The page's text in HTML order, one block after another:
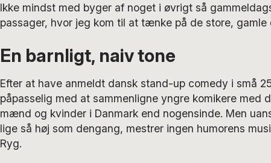
Ikke mindst med byger af noget i øvrigt så
passager, hvor jeg kom til at tænke på de store, gamle
En barnligt, naiv tone
Efter at have anmeldt dansk stand-up comedy i små
påpasselig med at sammenligne yngre komikere med
mænd og kvinder i Danmark end nogensinde. Men
lige så høj som dengang, mestrer ingen humorens
Ryg.